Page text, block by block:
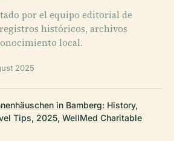
por el equipo editorial de
históricos, archivos
local.
2025
in Bamberg: History,
Tips, 2025, WellMed Charitable